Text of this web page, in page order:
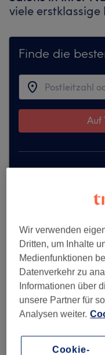
viele erstklassige
Finde die
Auf
Wir verwenden
Dritten, um Inhalte
Medienfunktionen
Datenverkehr zu
Informationen über
unsere Partner für
Analysen weiter.
Cookie-